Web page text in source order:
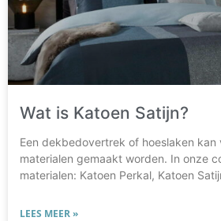
Wat is Katoen Satijn?
Een dekbedovertrek of hoeslaken kan
materialen gemaakt worden. In onze
materialen: Katoen Perkal, Katoen
LEES MEER »